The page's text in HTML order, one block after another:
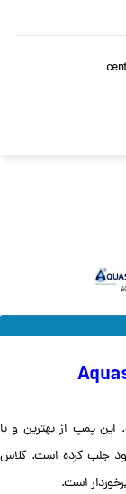
پمپ از بهترین و با
جلب کرده است. کلاس